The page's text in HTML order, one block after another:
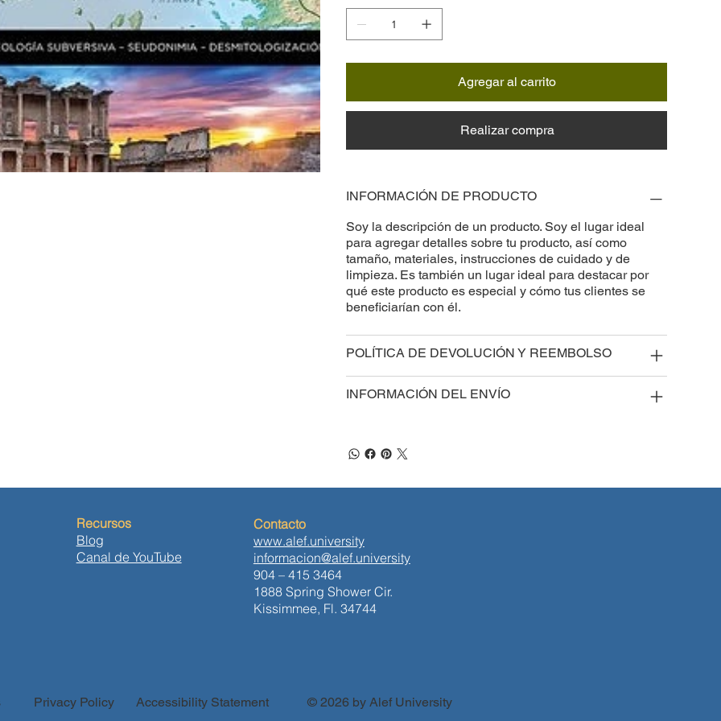
Agregar al carrito
Realizar compra
INFORMACIÓN DE PRODUCTO
Soy la descripción de un producto. Soy el lugar ideal
para agregar detalles sobre tu producto, así como
tamaño, materiales, instrucciones de cuidado y de
limpieza. Es también un lugar ideal para destacar por
qué este producto es especial y cómo tus clientes se
beneficiarían con él.
POLÍTICA DE DEVOLUCIÓN Y REEMBOLSO
INFORMACIÓN DEL ENVÍO
Recursos
Blog
Canal de YouTube
Contacto
www.alef.university
informacion@alef.university
904 – 415 3464
1888 Spring Shower Cir.
Kissimmee, Fl. 34744
Privacy Policy Accessibility Statement © 2026 by Alef University